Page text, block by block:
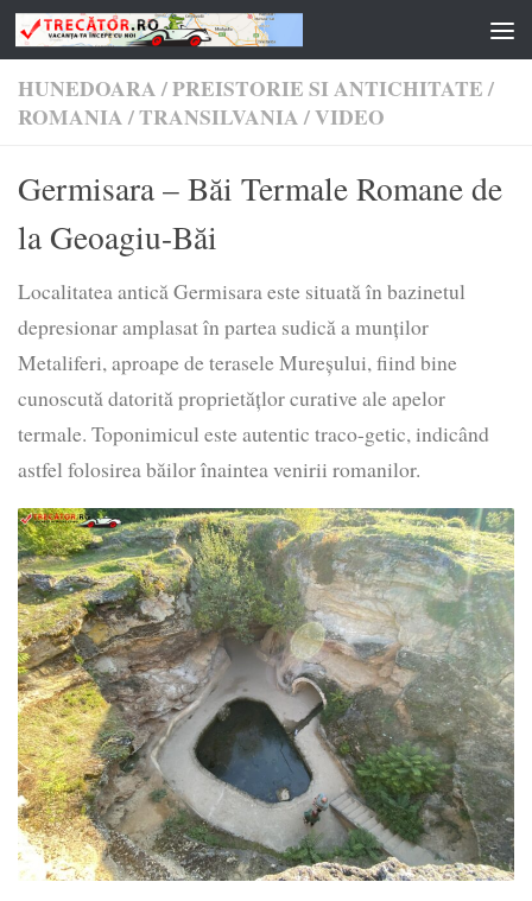
Skip to content
HUNEDOARA/PREISTORIE SI ANTICHITATE/
ROMANIA/TRANSILVANIA/VIDEO
Germisara – Băi Termale Romane de
la Geoagiu-Băi
Localitatea antică Germisara este situată în bazinetul
depresionar amplasat în partea sudică a munților
Metaliferi, aproape de terasele Mureșului, fiind bine
cunoscută datorită proprietățlor curative ale apelor
termale. Toponimicul este autentic traco-getic, indicând
astfel folosirea băilor înaintea venirii romanilor.